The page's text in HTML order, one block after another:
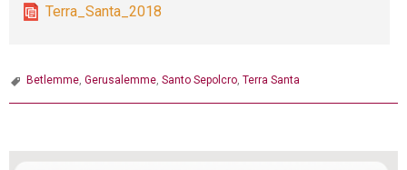
27
Settembre
2018
Terra_Santa_2018
Betlemme, Gerusalemme, Santo Sepolcro, Terra Santa